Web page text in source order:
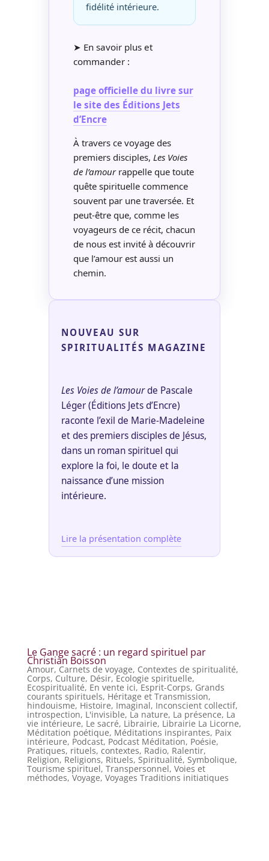
fidélité intérieure.
➤ En savoir plus et
commander :
page officielle du livre sur
le site des Éditions Jets
d’Encre
À travers ce voyage des
premiers disciples, Les Voies
de l’amourrappelle que toute
quête spirituelle commence
souvent par une traversée. Et
peut-être que, comme les
voyageurs de ce récit, chacun
de nous est invité à découvrir
que l’amour est aussi un
chemin.
NOUVEAU SUR
SPIRITUALITÉS MAGAZINE
Les Voies de l’amourde Pascale
Léger (Éditions Jets d’Encre)
raconte l’exil de Marie-Madeleine
et des premiers disciples de Jésus,
dans un roman spirituel qui
explore la foi, le doute et la
naissance d’une mission
intérieure.
Lire la présentation complète
Le Gange sacré : un regard spirituel par
Christian Boisson
Amour, Carnets de voyage, Contextes de spiritualité,
Corps, Culture, Désir, Ecologie spirituelle,
Ecospiritualité, En vente ici, Esprit-Corps, Grands
courants spirituels, Héritage et Transmission,
hindouisme, Histoire, Imaginal, Inconscient collectif,
introspection, L'invisible, La nature, La présence, La
vie intérieure, Le sacré, Librairie, Librairie La Licorne,
Méditation poétique, Méditations inspirantes, Paix
intérieure, Podcast, Podcast Méditation, Poésie,
Pratiques, rituels, contextes, Radio, Ralentir,
Religion, Religions, Rituels, Spiritualité, Symbolique,
Tourisme spirituel, Transpersonnel, Voies et
méthodes, Voyage, Voyages Traditions initiatiques